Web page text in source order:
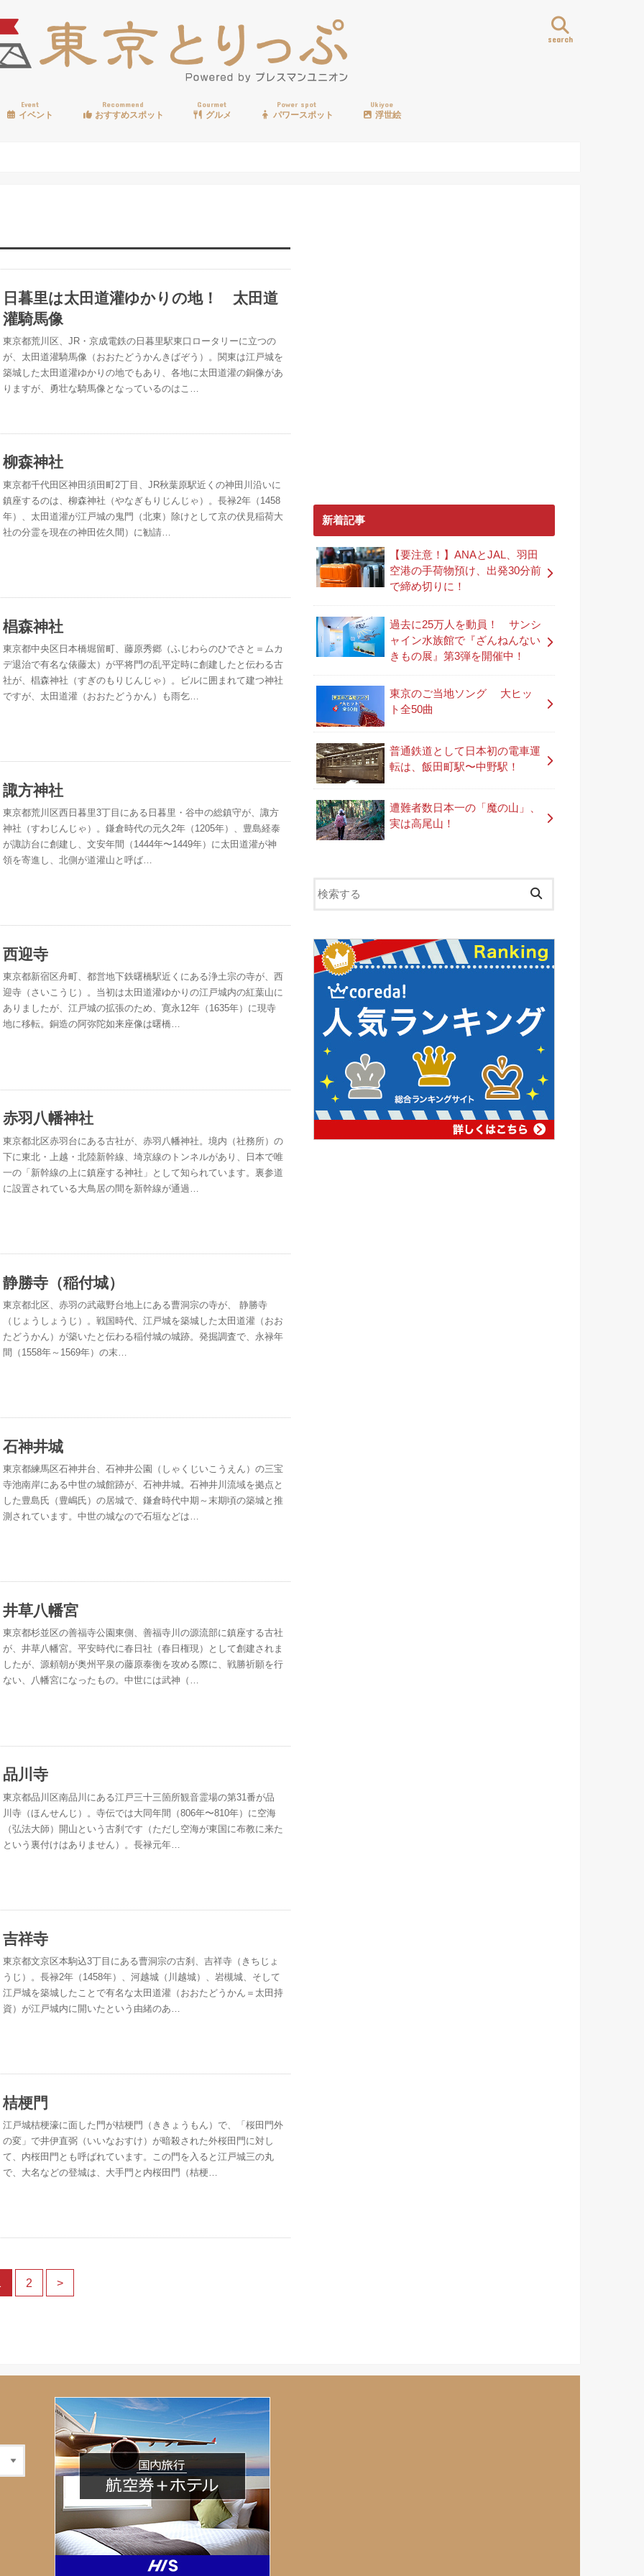
search
Event
イベント
Recommend
おすすめスポット
Gourmet
グルメ
Power spot
パワースポット
Ukiyoe
浮世絵
日暮里は太田道灌ゆかりの地！ 太田道
灌騎馬像
東京都荒川区、JR・京成電鉄の日暮里駅東口ロータリーに立つの
が、太田道灌騎馬像（おおたどうかんきばぞう）。関東は江戸城を
築城した太田道灌ゆかりの地でもあり、各地に太田道灌の銅像があ
りますが、勇壮な騎馬像となっているのはこ…
柳森神社
東京都千代田区神田須田町2丁目、JR秋葉原駅近くの神田川沿いに
鎮座するのは、柳森神社（やなぎもりじんじゃ）。長禄2年（1458
年）、太田道灌が江戸城の鬼門（北東）除けとして京の伏見稲荷大
社の分霊を現在の神田佐久間）に勧請…
椙森神社
東京都中央区日本橋堀留町、藤原秀郷（ふじわらのひでさと＝ムカ
デ退治で有名な俵藤太）が平将門の乱平定時に創建したと伝わる古
社が、椙森神社（すぎのもりじんじゃ）。ビルに囲まれて建つ神社
ですが、太田道灌（おおたどうかん）も雨乞…
諏方神社
東京都荒川区西日暮里3丁目にある日暮里・谷中の総鎮守が、諏方
神社（すわじんじゃ）。鎌倉時代の元久2年（1205年）、豊島経泰
が諏訪台に創建し、文安年間（1444年〜1449年）に太田道灌が神
領を寄進し、北側が道灌山と呼ば…
西迎寺
東京都新宿区舟町、都営地下鉄曙橋駅近くにある浄土宗の寺が、西
迎寺（さいこうじ）。当初は太田道灌ゆかりの江戸城内の紅葉山に
ありましたが、江戸城の拡張のため、寛永12年（1635年）に現寺
地に移転。銅造の阿弥陀如来座像は曙橋…
赤羽八幡神社
東京都北区赤羽台にある古社が、赤羽八幡神社。境内（社務所）の
下に東北・上越・北陸新幹線、埼京線のトンネルがあり、日本で唯
一の「新幹線の上に鎮座する神社」として知られています。裏参道
に設置されている大鳥居の間を新幹線が通過…
静勝寺（稲付城）
東京都北区、赤羽の武蔵野台地上にある曹洞宗の寺が、 静勝寺
（じょうしょうじ）。戦国時代、江戸城を築城した太田道灌（おお
たどうかん）が築いたと伝わる稲付城の城跡。発掘調査で、永禄年
間（1558年～1569年）の末…
石神井城
東京都練馬区石神井台、石神井公園（しゃくじいこうえん）の三宝
寺池南岸にある中世の城館跡が、石神井城。石神井川流域を拠点と
した豊島氏（豊嶋氏）の居城で、鎌倉時代中期～末期頃の築城と推
測されています。中世の城なので石垣などは…
井草八幡宮
東京都杉並区の善福寺公園東側、善福寺川の源流部に鎮座する古社
が、井草八幡宮。平安時代に春日社（春日権現）として創建されま
したが、源頼朝が奥州平泉の藤原泰衡を攻める際に、戦勝祈願を行
ない、八幡宮になったもの。中世には武神（…
品川寺
東京都品川区南品川にある江戸三十三箇所観音霊場の第31番が品
川寺（ほんせんじ）。寺伝では大同年間（806年〜810年）に空海
（弘法大師）開山という古刹です（ただし空海が東国に布教に来た
という裏付けはありません）。長禄元年…
吉祥寺
東京都文京区本駒込3丁目にある曹洞宗の古刹、吉祥寺（きちじょ
うじ）。長禄2年（1458年）、河越城（川越城）、岩槻城、そして
江戸城を築城したことで有名な太田道灌（おおたどうかん＝太田持
資）が江戸城内に開いたという由緒のあ…
桔梗門
江戸城桔梗濠に面した門が桔梗門（ききょうもん）で、「桜田門外
の変」で井伊直弼（いいなおすけ）が暗殺された外桜田門に対し
て、内桜田門とも呼ばれています。この門を入ると江戸城三の丸
で、大名などの登城は、大手門と内桜田門（桔梗…
2 >
新着記事
【要注意！】ANAとJAL、羽田
空港の手荷物預け、出発30分前
で締め切りに！
過去に25万人を動員！ サンシ
ャイン水族館で『ざんねんない
きもの展』第3弾を開催中！
東京のご当地ソング 大ヒッ
ト全50曲
普通鉄道として日本初の電車運
転は、飯田町駅〜中野駅！
遭難者数日本一の「魔の山」、
実は高尾山！